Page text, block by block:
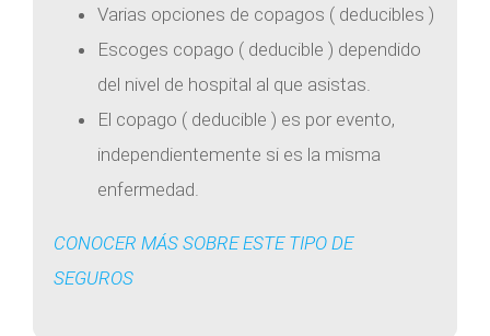
Varias opciones de copagos ( deducibles )
Escoges copago ( deducible ) dependido
del nivel de hospital al que asistas.
El copago ( deducible ) es por evento,
independientemente si es la misma
enfermedad.
CONOCER MÁS SOBRE ESTE TIPO DE
SEGUROS